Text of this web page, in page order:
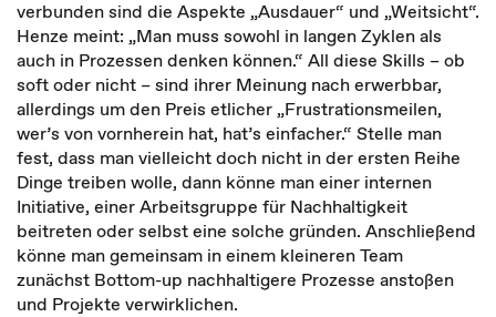
verbunden sind die Aspekte „Ausdauer“ und „Weitsicht“.
Henze meint: „Man muss sowohl in langen Zyklen als
auch in Prozessen denken können.“ All diese Skills – ob
soft oder nicht – sind ihrer Meinung nach erwerbbar,
allerdings um den Preis etlicher „Frustrationsmeilen,
wer’s von vornherein hat, hat’s einfacher.“ Stelle man
fest, dass man vielleicht doch nicht in der ersten Reihe
Dinge treiben wolle, dann könne man einer internen
Initiative, einer Arbeitsgruppe für Nachhaltigkeit
beitreten oder selbst eine solche gründen. Anschließend
könne man gemeinsam in einem kleineren Team
zunächst Bottom-up nachhaltigere Prozesse anstoßen
und Projekte verwirklichen.